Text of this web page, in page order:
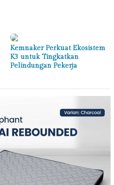
Kemnaker Perkuat Ekosistem
K3 untuk Tingkatkan
Pelindungan Pekerja